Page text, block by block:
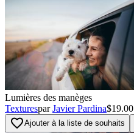
Lumières des manèges
Texturespar Javier Pardina$19.00
favorite_borderAjouter à la liste de souhaits